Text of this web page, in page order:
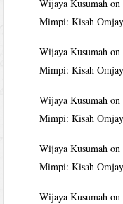
Wijaya Kusumah on
Mimpi: Kisah
Wijaya Kusumah on
Mimpi: Kisah
Wijaya Kusumah on
Mimpi: Kisah
Wijaya Kusumah on
Mimpi: Kisah
Wijaya Kusumah on